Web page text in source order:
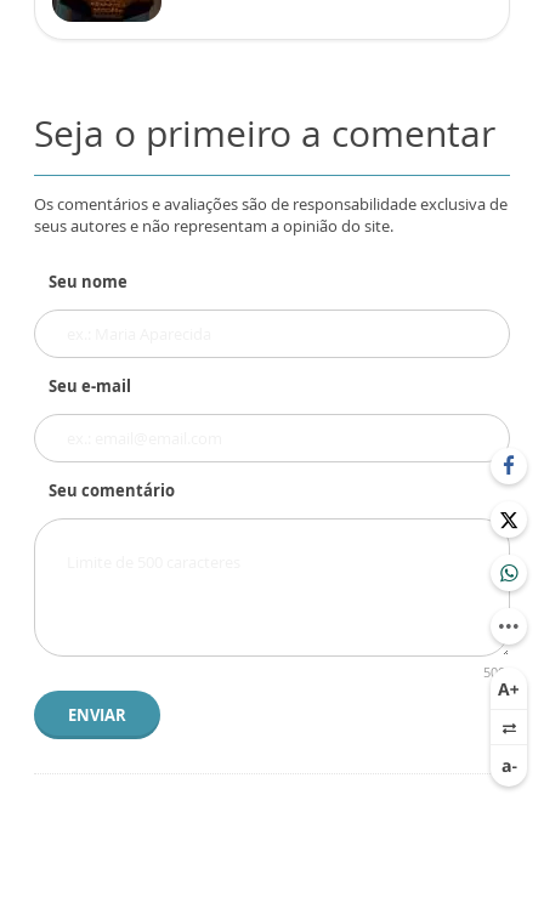
Seja o primeiro a comentar
Os comentários e avaliações são de responsabilidade exclusiva de
seus autores e não representam a opinião do site.
Seu nome
Seu e-mail
Seu comentário
500
ENVIAR